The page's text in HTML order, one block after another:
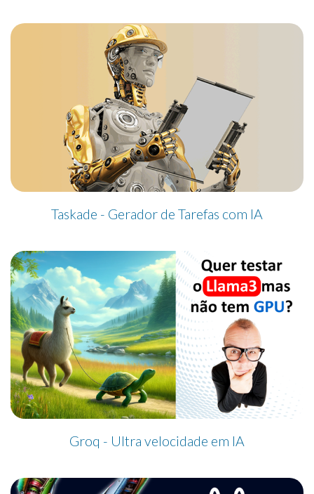
Taskade - Gerador de Tarefas com IA
Groq - Ultra velocidade em IA